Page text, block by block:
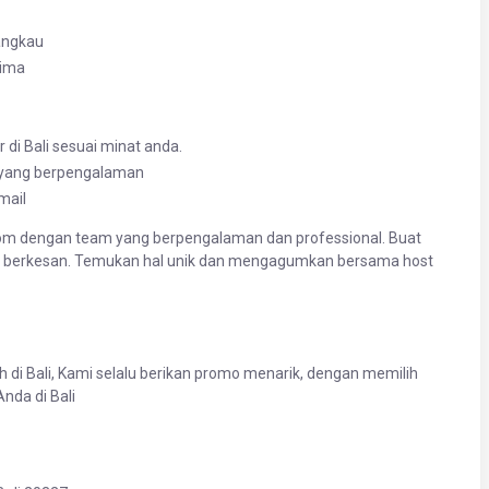
Bali sesuai minat anda.
berpengalaman
dengan team yang berpengalaman dan professional. Buat
Temukan hal unik dan mengagumkan bersama host
Bali, Kami selalu berikan promo menarik, dengan memilih
di Bali